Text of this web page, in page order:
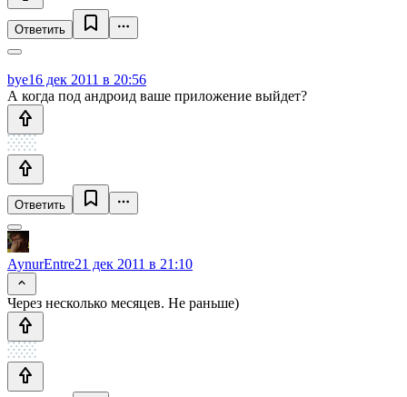
Ответить
bye16 дек 2011 в 20:56
А когда под андроид ваше приложение выйдет?
Ответить
AynurEntre21 дек 2011 в 21:10
Через несколько месяцев. Не раньше)